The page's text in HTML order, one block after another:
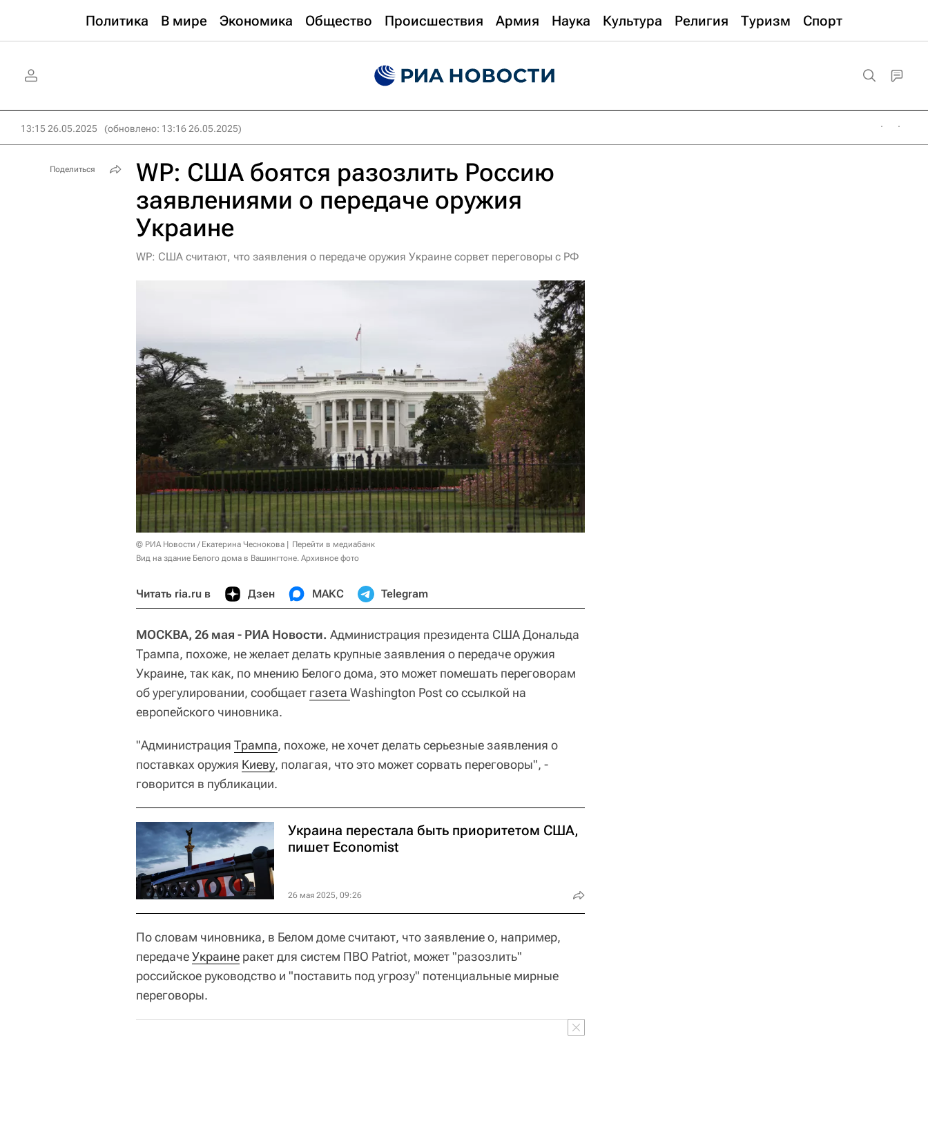
Политика В мире Экономика Общество Происшествия Армия Наука Культура Религия Туризм Спорт
13:15 26.05.2025 (обновлено: 13:16 26.05.2025)
WP: США боятся разозлить Россию
заявлениями о передаче оружия
Украине
WP: США считают, что заявления о передаче оружия Украине сорвет переговоры с РФ
© РИА Новости / Екатерина Чеснокова
Перейти в медиабанк
Вид на здание Белого дома в Вашингтоне. Архивное фото
Читать ria.ru в Дзен МАКС Telegram
МОСКВА, 26 мая - РИА Новости. Администрация президента США Дональда
Трампа, похоже, не желает делать крупные заявления о передаче оружия
Украине, так как, по мнению Белого дома, это может помешать переговорам
об урегулировании, сообщает газета Washington Post со ссылкой на
европейского чиновника.
"Администрация Трампа, похоже, не хочет делать серьезные заявления о
поставках оружия Киеву, полагая, что это может сорвать переговоры", -
говорится в публикации.
Украина перестала быть приоритетом США,
пишет Economist
26 мая 2025, 09:26
По словам чиновника, в Белом доме считают, что заявление о, например,
передачеУкраине ракет для систем ПВО Patriot, может "разозлить"
российское руководство и "поставить под угрозу" потенциальные мирные
переговоры.
Поделиться